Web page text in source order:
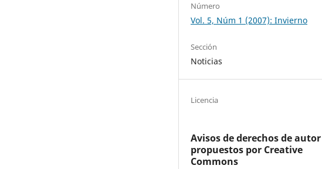
Número
Vol. 5, Núm 1 (2007): Invierno
Sección
Noticias
Licencia
Avisos de derechos de autor
propuestos por Creative
Commons